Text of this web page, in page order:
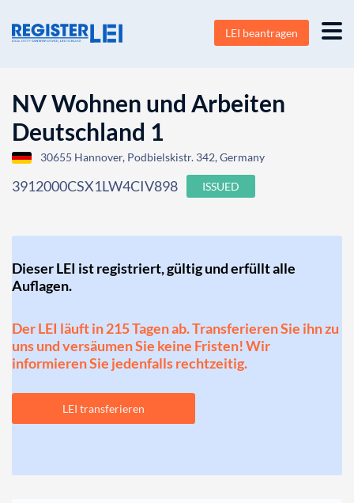
LEI beantragen
NV Wohnen und Arbeiten
Deutschland 1
30655 Hannover, Podbielskistr. 342, Germany
3912000CSX1LW4CIV898 ISSUED
Dieser LEI ist registriert, gültig und erfüllt alle
Auflagen.
Der LEI läuft in 215 Tagen ab. Transferieren Sie ihn zu
uns und versäumen Sie keine Fristen! Wir
informieren Sie jedenfalls rechtzeitig.
LEI transferieren